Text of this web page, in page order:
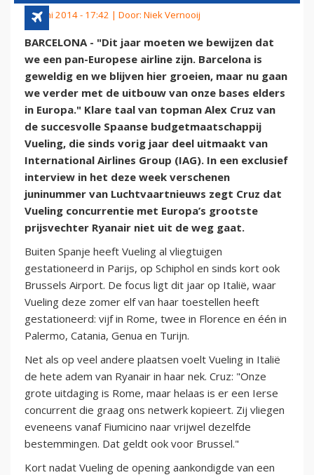
20 juni 2014 - 17:42 | Door: Niek Vernooij
BARCELONA - "Dit jaar moeten we bewijzen dat
we een pan-Europese airline zijn. Barcelona is
geweldig en we blijven hier groeien, maar nu gaan
we verder met de uitbouw van onze bases elders
in Europa." Klare taal van topman Alex Cruz van
de succesvolle Spaanse budgetmaatschappij
Vueling, die sinds vorig jaar deel uitmaakt van
International Airlines Group (IAG). In een exclusief
interview in het deze week verschenen
juninummer van Luchtvaartnieuws zegt Cruz dat
Vueling concurrentie met Europa’s grootste
prijsvechter Ryanair niet uit de weg gaat.
Buiten Spanje heeft Vueling al vliegtuigen
gestationeerd in Parijs, op Schiphol en sinds kort ook
Brussels Airport. De focus ligt dit jaar op Italië, waar
Vueling deze zomer elf van haar toestellen heeft
gestationeerd: vijf in Rome, twee in Florence en één in
Palermo, Catania, Genua en Turijn.
Net als op veel andere plaatsen voelt Vueling in Italië
de hete adem van Ryanair in haar nek. Cruz: "Onze
grote uitdaging is Rome, maar helaas is er een Ierse
concurrent die graag ons netwerk kopieert. Zij vliegen
eveneens vanaf Fiumicino naar vrijwel dezelfde
bestemmingen. Dat geldt ook voor Brussel."
Kort nadat Vueling de opening aankondigde van een